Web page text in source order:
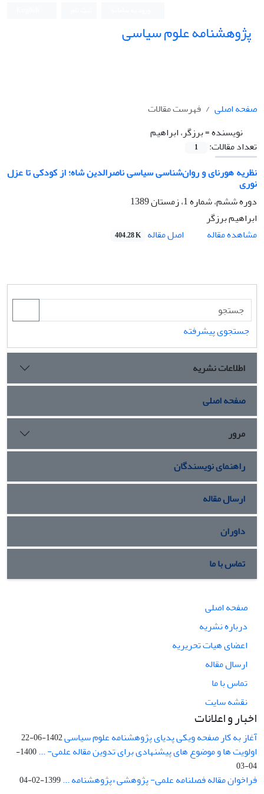
پژوهشنامه علوم سیاسی
صفحه اصلی
فهرست مقالات
نویسنده =برزگر، ابراهیم
تعداد مقالات:
1
نظریه هورنای و روان‌شناسی سیاسی ناصرالدین شاه؛ از کودکی تا عزل
نوری
دوره ششم، شماره 1، زمستان 1389
ابراهیم برزگر
مشاهده مقاله
اصل مقاله 404.28 K
جستجوی پیشرفته
اطلاعات نشریه
صفحه اصلی
مرور
راهنمای نویسندگان
ارسال مقاله
داوران
تماس با ما
صفحه اصلی
درباره نشریه
اعضای هیات تحریریه
ارسال مقاله
تماس با ما
نقشه سایت
اخبار و اعلانات
آغاز به کار صفحه ویکی پدیای پژوهشنامه علوم سیاسی1402-06-22
اولویت ها و موضوع های پیشنهادی برای تدوین مقاله علمی- ...
1400-
04-03
فراخوان مقاله فصلنامه علمی- پژوهشی «پژوهشنامه ...1399-02-04